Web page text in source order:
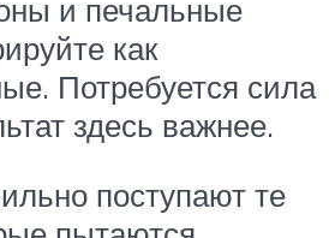
и печальные
как
Потребуется сила
здесь важнее.
поступают те